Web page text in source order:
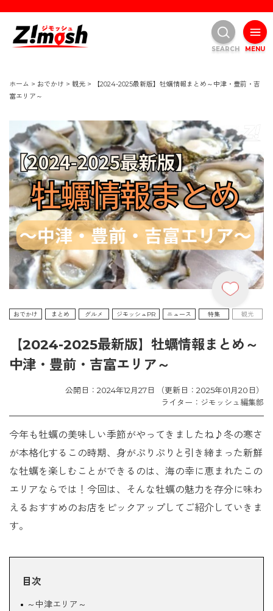
ホーム > おでかけ > 観光 >
【2024-2025最新版】牡蠣情報まとめ～中津・豊前・吉
富エリア～
おでかけ まとめ グルメ ジモッシュPR ニュース 特集 観光
【2024-2025最新版】牡蠣情報まとめ～
中津・豊前・吉富エリア～
公開日：2024年12月27日 （更新日：2025年01月20日）
ライター：ジモッシュ編集部
今年も牡蠣の美味しい季節がやってきましたね♪冬の寒さ
が本格化するこの時期、身がぷりぷりと引き締まった新鮮
な牡蠣を楽しむことができるのは、海の幸に恵まれたこの
エリアならでは！今回は、そんな牡蠣の魅力を存分に味わ
えるおすすめのお店をピックアップしてご紹介していきま
す。
目次
～中津エリア～
MENU
SEARCH